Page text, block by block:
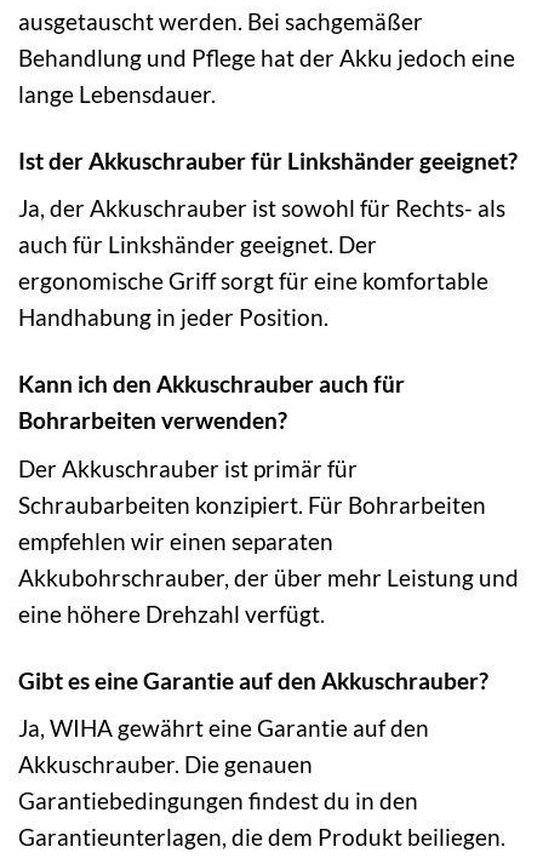
ausgetauscht werden. Bei sachgemäßer
Behandlung und Pflege hat der Akku jedoch eine
lange Lebensdauer.
Ist der Akkuschrauber für Linkshänder geeignet?
Ja, der Akkuschrauber ist sowohl für Rechts- als
auch für Linkshänder geeignet. Der
ergonomische Griff sorgt für eine komfortable
Handhabung in jeder Position.
Kann ich den Akkuschrauber auch für
Bohrarbeiten verwenden?
Der Akkuschrauber ist primär für
Schraubarbeiten konzipiert. Für Bohrarbeiten
empfehlen wir einen separaten
Akkubohrschrauber, der über mehr Leistung und
eine höhere Drehzahl verfügt.
Gibt es eine Garantie auf den Akkuschrauber?
Ja, WIHA gewährt eine Garantie auf den
Akkuschrauber. Die genauen
Garantiebedingungen findest du in den
Garantieunterlagen, die dem Produkt beiliegen.